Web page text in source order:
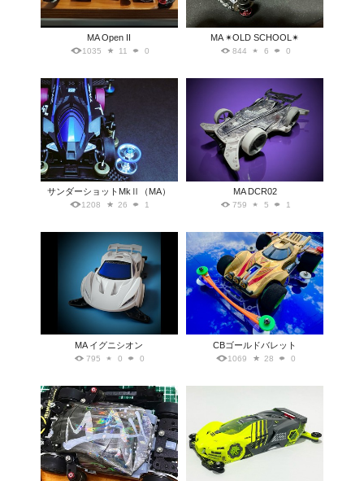
MA Open II
1035 11 0
MA ✴︎OLD SCHOOL✴︎
844 6 0
サンダーショットMkⅡ（MA）
1208 26 1
MA DCR02
759 5 1
MA イグニシオン
795 0 0
CBゴールドバレット
1069 28 0